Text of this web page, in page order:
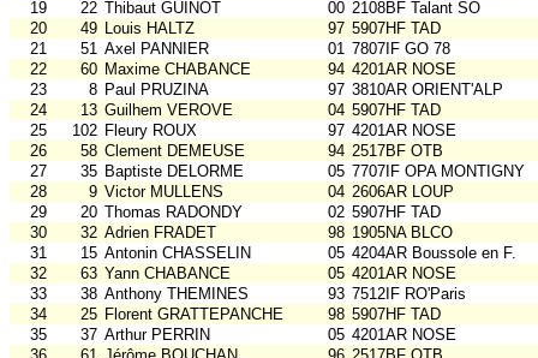
19
22 Thibaut GUINOT 00 2108BF Talant SO
20
49 Louis HALTZ 97 5907HF TAD
21
51 Axel PANNIER 01 7807IF GO 78
22
60 Maxime CHABANCE 94 4201AR NOSE
23
8 Paul PRUZINA 97 3810AR ORIENT'ALP
24
13 Guilhem VEROVE 04 5907HF TAD
25
102 Fleury ROUX 97 4201AR NOSE
26
58 Clement DEMEUSE 94 2517BF OTB
27
35 Baptiste DELORME 05 7707IF OPA MONTIGNY
28
9 Victor MULLENS 04 2606AR LOUP
29
20 Thomas RADONDY 02 5907HF TAD
30
32 Adrien FRADET 98 1905NA BLCO
31
15 Antonin CHASSELIN 05 4204AR Boussole en F.
32
63 Yann CHABANCE 05 4201AR NOSE
33
38 Anthony THEMINES 93 7512IF RO'Paris
34
25 Florent GRATTEPANCHE 98 5907HF TAD
35
37 Arthur PERRIN 05 4201AR NOSE